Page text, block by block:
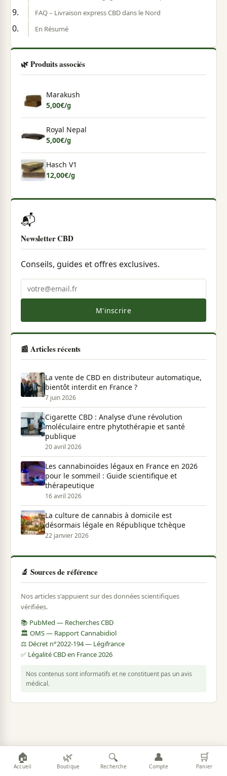
FAQ – Livraison express CBD dans le Nord
En Résumé
🌿 Produits associés
Marakush
5,00€/g
Royal Nepal
5,00€/g
Hasch V1
12,00€/g
📬
Newsletter CBD
Conseils, guides et offres exclusives.
M'inscrire
📰 Articles récents
La vente de CBD en distributeur automatique,
bientôt interdit en France ?
7 juin 2026
Cigarette CBD : Analyse d’une révolution
moléculaire entre phytothérapie et santé
publique
20 avril 2026
Les cannabinoïdes légaux en France en 2026
pour le sommeil : Guide scientifique et
thérapeutique
16 avril 2026
La culture de cannabis à domicile est
désormais légale en République tchèque
22 janvier 2026
🔬 Sources de référence
Nos articles s'appuient sur des données scientifiques
vérifiées.
📚 PubMed — Recherches CBD
🏛️ OMS — Rapport Cannabidiol
⚖️ Décret n°2022-194 — Légifrance
✅ Légalité CBD en France 2026
Nos contenus sont informatifs et ne constituent pas un avis
médical.
🏠
Accueil
🌿
Boutique
🔍
Recherche
👤
Compte
🛒
Panier